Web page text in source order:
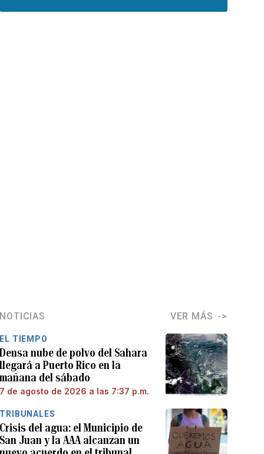
NOTICIAS VER MÁS
EL TIEMPO
Densa nube de polvo del Sahara
llegará a Puerto Rico en la
mañana del sábado
7 de agosto de 2026 a las 7:37 p.m.
TRIBUNALES
Crisis del agua: el Municipio de
San Juan y la AAA alcanzan un